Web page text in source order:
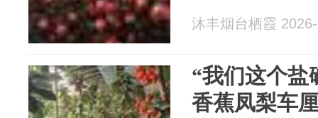
沐丰烟台栖霞
“我们这个盐
香蕉凤梨车